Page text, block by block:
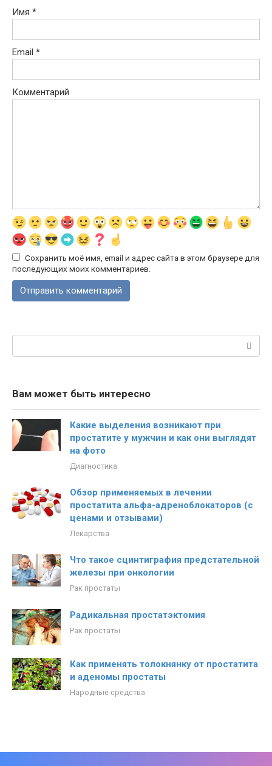
Имя *
Email *
Комментарий
Сохранить моё имя, email и адрес сайта в этом браузере для
последующих моих комментариев.
Поиск:
Вам может быть интересно
Какие выделения возникают при
простатите у мужчин и как они выглядят
на фото
Диагностика
Обзор применяемых в лечении
простатита альфа-адреноблокаторов (с
ценами и отзывами)
Лекарства
Что такое сцинтиграфия предстательной
железы при онкологии
Рак простаты
Радикальная простатэктомия
Рак простаты
Как применять толокнянку от простатита
и аденомы простаты
Народные средства